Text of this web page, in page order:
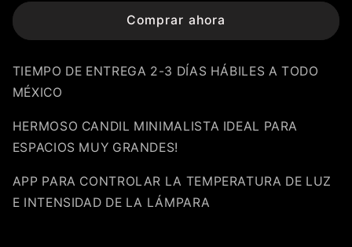
Comprar ahora
TIEMPO DE ENTREGA 2-3 DÍAS HÁBILES A TODO
MÉXICO
HERMOSO CANDIL MINIMALISTA IDEAL PARA
ESPACIOS MUY GRANDES!
APP PARA CONTROLAR LA TEMPERATURA DE LUZ
E INTENSIDAD DE LA LÁMPARA